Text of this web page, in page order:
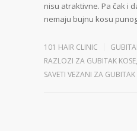
nisu atraktivne. Pa čak i
nemaju bujnu kosu
101 HAIR CLINIC
RAZLOZI ZA GUBITAK KOSE,
SAVETI VEZANI ZA GUBITAK